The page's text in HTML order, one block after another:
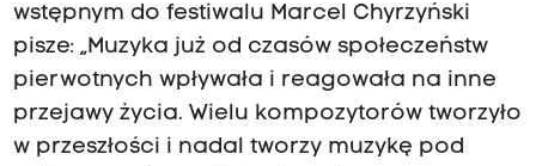
wstępnym do festiwalu Marcel Chyrzyński
pisze: „Muzyka już od czasów społeczeństw
pierwotnych wpływała i reagowała na inne
przejawy życia. Wielu kompozytorów tworzyło
w przeszłości i nadal tworzy muzykę pod